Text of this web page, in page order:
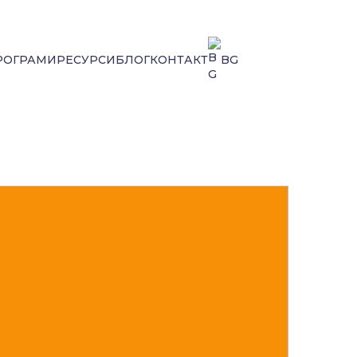
РЕСУРСИБЛОГКОНТАКТ BG